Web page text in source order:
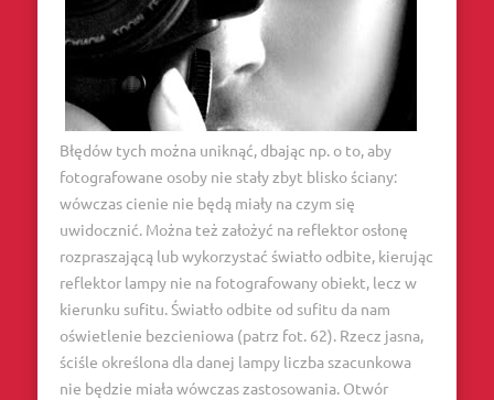
Błędów tych można uniknąć, dbając np. o to, aby
fotografowane osoby nie stały zbyt blisko ściany:
wówczas cienie nie będą miały na czym się
uwidocznić. Można też założyć na reflektor osłonę
rozpraszającą lub wykorzystać światło odbite, kierując
reflektor lampy nie na fotografowany obiekt, lecz w
kierunku sufitu. Światło odbite od sufitu da nam
oświetlenie bezcieniowa (patrz fot. 62). Rzecz jasna,
ściśle określona dla danej lampy liczba szacunkowa
nie będzie miała wówczas zastosowania. Otwór